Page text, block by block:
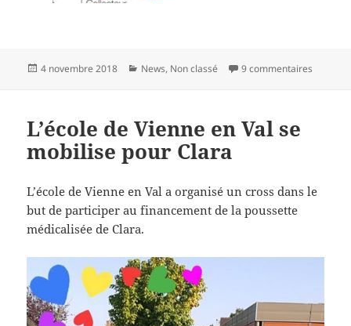
Publié
4 novembre 2018 Catégories
News, Non classé 9 commentaires
L’école de Vienne en Val se
mobilise pour Clara
L’école de Vienne en Val a organisé un cross dans le
but de participer au financement de la poussette
médicalisée de Clara.